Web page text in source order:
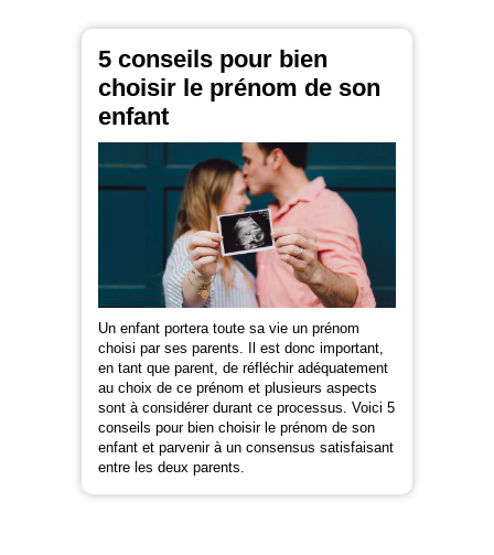
5 conseils pour bien
choisir le prénom de son
enfant
Un enfant portera toute sa vie un prénom
choisi par ses parents. Il est donc important,
en tant que parent, de réfléchir adéquatement
au choix de ce prénom et plusieurs aspects
sont à considérer durant ce processus. Voici 5
conseils pour bien choisir le prénom de son
enfant et parvenir à un consensus satisfaisant
entre les deux parents.